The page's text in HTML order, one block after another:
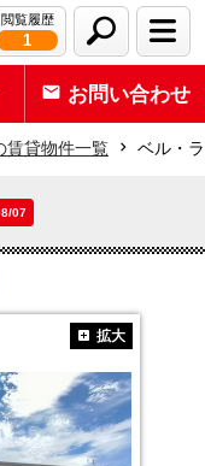
閲覧履歴
1
お問い合わせ
賃貸物件一覧 ベル・
07
拡大